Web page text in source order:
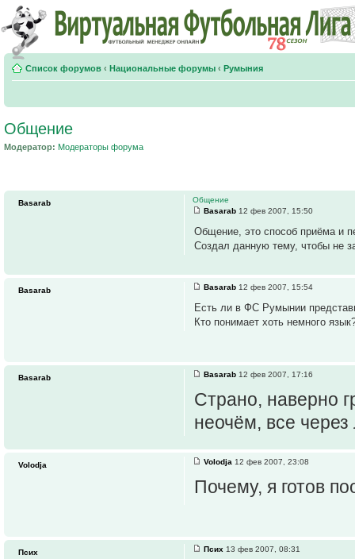
Список форумов ‹ Национальные форумы ‹ Румыния
Общение
Модератор: Модераторы форума
Общение
Basarab 12 фев 2007, 15:50
Общение, это способ приёма и
Создал данную тему, чтобы не
Basarab
Basarab 12 фев 2007, 15:54
Есть ли в ФС Румынии
Кто понимает хоть немного
Basarab
Basarab 12 фев 2007, 17:16
Страно, наверно
неочём, все
Basarab
Volodja 12 фев 2007, 23:08
Почему, я готов
Volodja
Псих 13 фев 2007, 08:31
Псих